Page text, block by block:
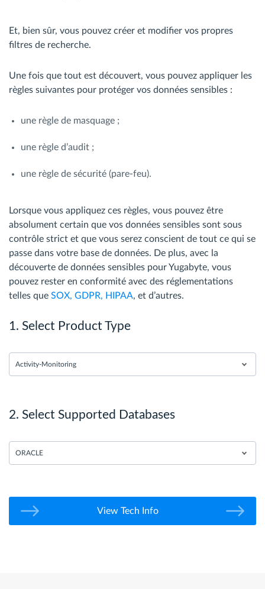
Et, bien sûr, vous pouvez créer et modifier vos propres
filtres de recherche.
Une fois que tout est découvert, vous pouvez appliquer les
règles suivantes pour protéger vos données sensibles :
une règle de masquage ;
une règle d’audit ;
une règle de sécurité (pare-feu).
Lorsque vous appliquez ces règles, vous pouvez être
absolument certain que vos données sensibles sont sous
contrôle strict et que vous serez conscient de tout ce qui se
passe dans votre base de données. De plus, avec la
découverte de données sensibles pour Yugabyte, vous
pouvez rester en conformité avec des réglementations
telles que SOX, GDPR, HIPAA, et d’autres.
1. Select Product Type
Activity-Monitoring
2. Select Supported Databases
ORACLE
View Tech Info